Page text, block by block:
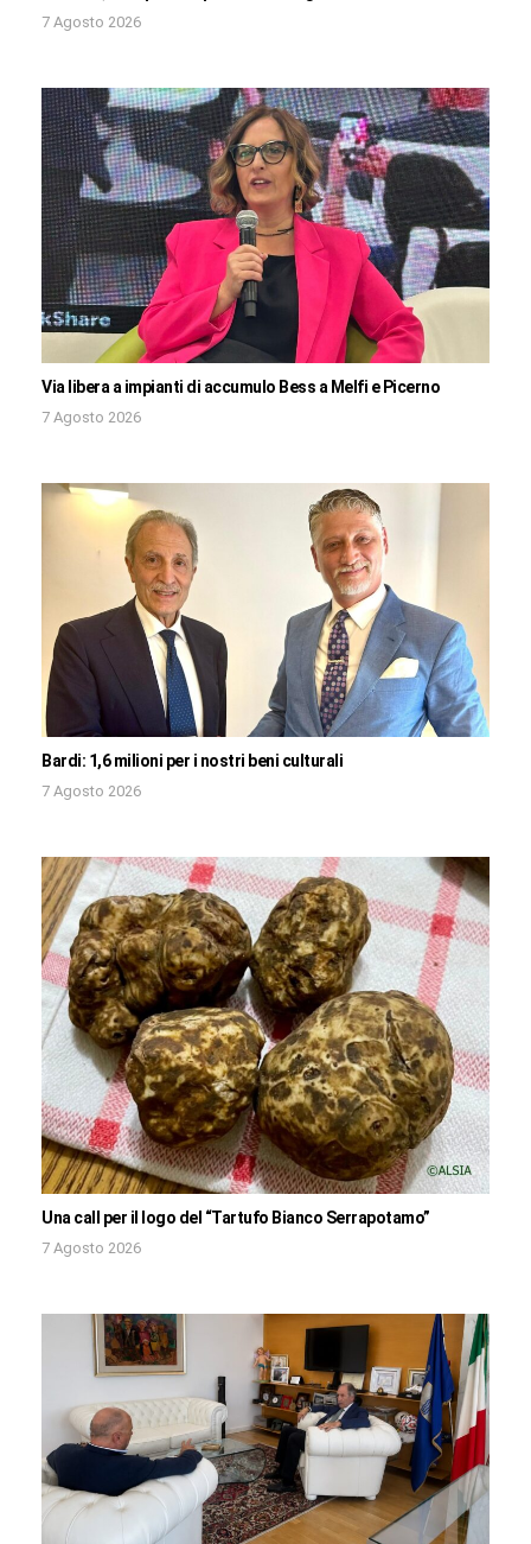
7 Agosto 2026
Via libera a impianti di accumulo Bess a Melfi e Picerno
7 Agosto 2026
Bardi: 1,6 milioni per i nostri beni culturali
7 Agosto 2026
Una call per il logo del “Tartufo Bianco Serrapotamo”
7 Agosto 2026